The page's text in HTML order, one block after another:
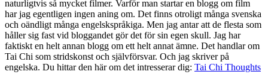
naturligtvis så mycket filmer. Varför man startar en blogg om film
har jag egentligen ingen aning om. Det finns otroligt många svenska
och oändligt många engelskspråkiga. Men jag antar att de flesta som
håller sig fast vid bloggandet gör det för sin egen skull. Jag har
faktiskt en helt annan blogg om ett helt annat ämne. Det handlar om
Tai Chi som stridskonst och självförsvar. Och jag skriver på
engelska. Du hittar den här om det intresserar dig: Tai Chi Thoughts